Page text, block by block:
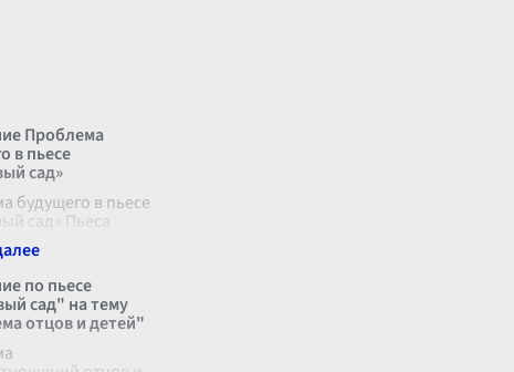
Проблема
в пьесе
сад»
будущего в пьесе
сад» Пьеса
Чехова
сад» — это
произведение, в
проблема
Чехо...
по пьесе
сад" на тему
отцов и детей"